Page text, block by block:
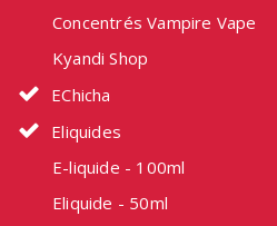
Concentrés Vampire Vape
Kyandi Shop
EChicha
Eliquides
E-liquide - 100ml
Eliquide - 50ml